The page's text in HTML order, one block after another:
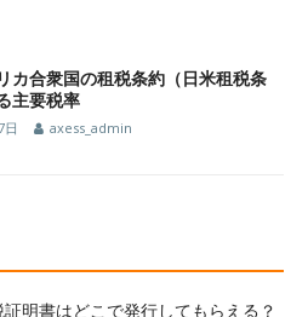
カ合衆国の租税条約（日米租税条
主要税率
日 axess_admin
明書はどこで発行してもらえる？